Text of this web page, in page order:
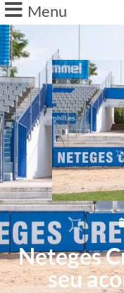
Menu
Neteges
seu